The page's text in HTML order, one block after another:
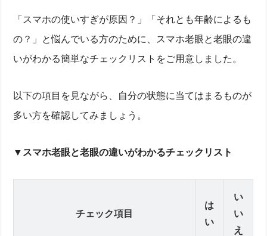
「スマホの使いすぎが原因？」「それとも年齢によるも
の？」と悩んでいる方のために、スマホ老眼と老眼の違
いがわかる簡単なチェックリストをご用意しました。
以下の項目を見ながら、自分の状態に当てはまるものが
多い方を確認してみましょう。
▼ スマホ老眼と老眼の違いがわかるチェックリスト
チェック項目
は
い
い
い
え